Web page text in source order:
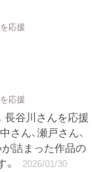
応援
応援
長谷川さんを応援
さん、瀬戸さん、
詰まった作品の
2026/01/30